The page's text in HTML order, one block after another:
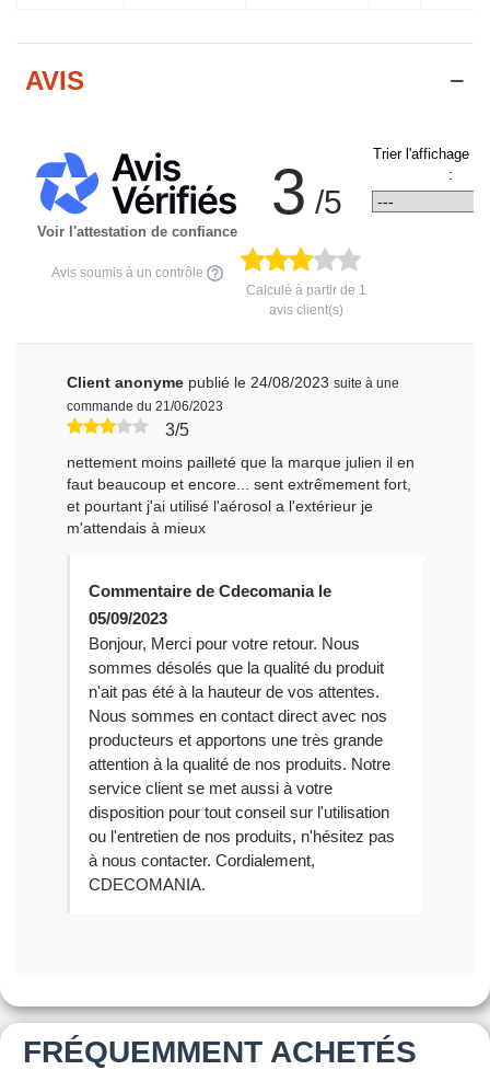
AVIS
Voir l'attestation de confiance
Avis soumis à un contrôle
3 /5
Calculé à partir de 1
avis client(s)
Trier l'affichage
:
Client anonyme publié le 24/08/2023 suite à une
commande du 21/06/2023
3/5
nettement moins pailleté que la marque julien il en
faut beaucoup et encore... sent extrêmement fort,
et pourtant j'ai utilisé l'aérosol a l'extérieur je
m'attendais à mieux
Commentaire de Cdecomania le
05/09/2023
Bonjour, Merci pour votre retour. Nous
sommes désolés que la qualité du produit
n'ait pas été à la hauteur de vos attentes.
Nous sommes en contact direct avec nos
producteurs et apportons une très grande
attention à la qualité de nos produits. Notre
service client se met aussi à votre
disposition pour tout conseil sur l'utilisation
ou l'entretien de nos produits, n'hésitez pas
à nous contacter. Cordialement,
CDECOMANIA.
FRÉQUEMMENT ACHETÉS